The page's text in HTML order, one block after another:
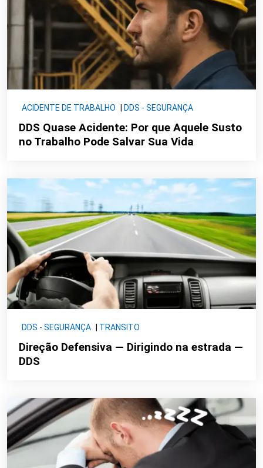
ACIDENTE DE TRABALHO DDS - SEGURANÇA
DDS Quase Acidente: Por que Aquele Susto
no Trabalho Pode Salvar Sua Vida
DDS - SEGURANÇA TRANSITO
Direção Defensiva — Dirigindo na estrada —
DDS